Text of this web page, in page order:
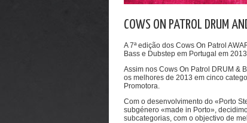
COWS ON PATROL DRUM
A 7ª edição dos Cows On Patrol
Bass e Dubstep em Portugal em
Assim nos Cows On Patrol DRUM &
os melhores de 2013 em cinco
Promotora.
Com o desenvolvimento do «Porto
subgénero «made in Porto»,
subcategorias, com o objectivo de